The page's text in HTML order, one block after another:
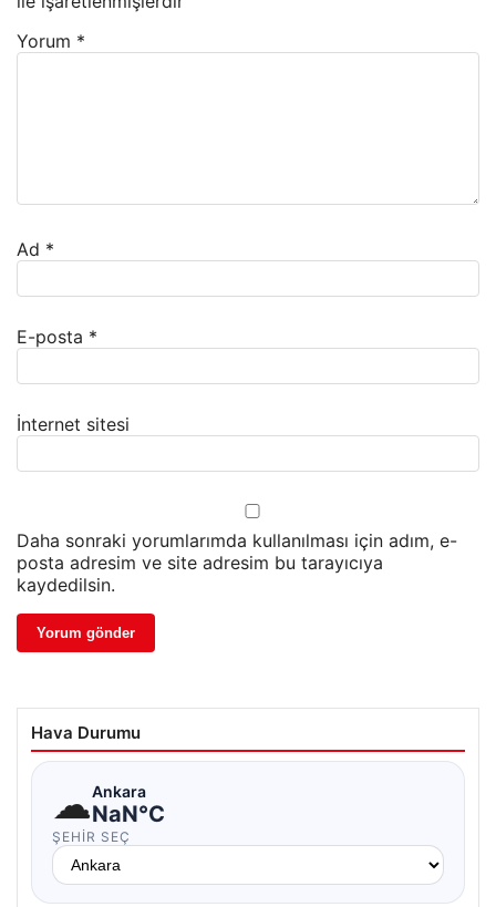
Yorum *
Ad *
E-posta *
İnternet sitesi
Daha sonraki yorumlarımda kullanılması için adım, e-
posta adresim ve site adresim bu tarayıcıya
kaydedilsin.
Hava Durumu
☁Ankara
NaN°C
ŞEHIR SEÇ